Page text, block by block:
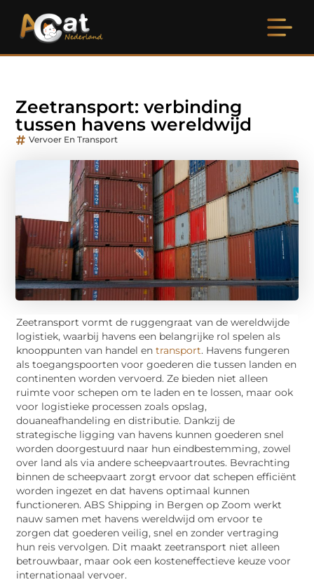
Zeetransport: verbinding
tussen havens wereldwijd
Vervoer En Transport
Zeetransport vormt de ruggengraat van de wereldwijde
logistiek, waarbij havens een belangrijke rol spelen als
knooppunten van handel entransport. Havens fungeren
als toegangspoorten voor goederen die tussen landen en
continenten worden vervoerd. Ze bieden niet alleen
ruimte voor schepen om te laden en te lossen, maar ook
voor logistieke processen zoals opslag,
douaneafhandeling en distributie. Dankzij de
strategische ligging van havens kunnen goederen snel
worden doorgestuurd naar hun eindbestemming, zowel
over land als via andere scheepvaartroutes. Bevrachting
binnen de scheepvaart zorgt ervoor dat schepen efficiënt
worden ingezet en dat havens optimaal kunnen
functioneren. ABS Shipping in Bergen op Zoom werkt
nauw samen met havens wereldwijd om ervoor te
zorgen dat goederen veilig, snel en zonder vertraging
hun reis vervolgen. Dit maakt zeetransport niet alleen
betrouwbaar, maar ook een kosteneffectieve keuze voor
internationaal vervoer.